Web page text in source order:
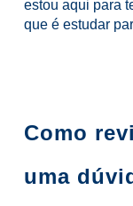
estou aqui para
que é estudar
Como
uma